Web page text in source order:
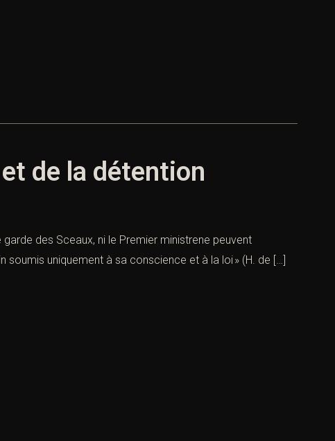
de la détention
des Sceaux, ni le Premier ministrene peuvent
soumis uniquement à sa conscience et à la loi » (H. de […]